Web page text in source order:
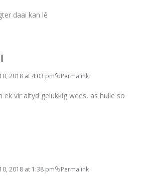
daai kan lê
2018 at 4:03 pm Permalink
ek vir altyd gelukkig wees, as hulle so
2018 at 1:38 pm Permalink